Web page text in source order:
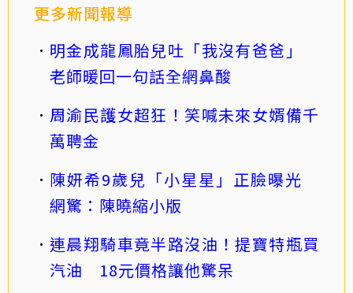
更多新聞報導
明金成龍鳳胎兒吐「我沒有爸爸」
老師暖回一句話全網鼻酸
周渝民護女超狂！笑喊未來女婿備千
萬聘金
陳妍希9歲兒「小星星」正臉曝光
網驚：陳曉縮小版
連晨翔騎車竟半路沒油！提寶特瓶買
汽油 18元價格讓他驚呆